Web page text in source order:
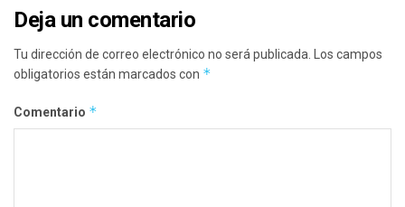
Deja un comentario
Tu dirección de correo electrónico no será publicada. Los campos
obligatorios están marcados con *
Comentario *